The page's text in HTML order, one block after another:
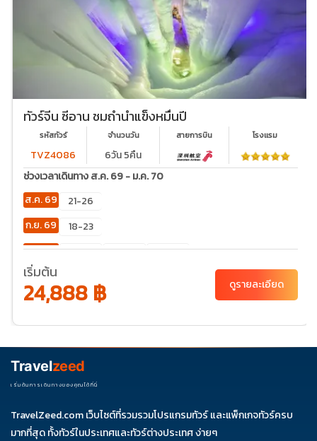
ทัวร์จีน ซีอาน ชมถ้ำน้ำแข็งหมื่นปี
รหัสทัวร์
TVZ4086
จำนวนวัน
6วัน 5คืน
สายการบิน โรงเเรม
ช่วงเวลาเดินทาง ส.ค. 69 - ม.ค. 70
ส.ค. 69
21-26
ก.ย. 69
18-23
ต.ค. 69
02-
23-28
30-
พ.ย. 69
20-
ม.ค. 70
01-06
เริ่มต้น
24,888 ฿ ดูรายละเอียด
Travelzeed
เริ่มต้นการเดินทางของคุณได้ที่นี่
TravelZeed.com เว็บไซต์ที่รวมรวมโปรแกรมทัวร์ และแพ็กเกจทัวร์ครบ
มากที่สุด ทั้งทัวร์ในประเทศและทัวร์ต่างประเทศ ง่ายๆ